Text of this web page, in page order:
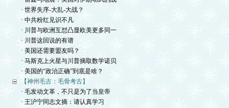
· 世界失序-大乱-大战？
· 中共粉红见识不凡
· 川普与欧洲互怼凸显欧美更多同一
· 川普这回说的有谱
· 美国还需要盟友吗？
· 马斯克上火星与川普摘取数学诺贝
· 美国的“政治正确”到底是啥？
【神州毛古：毛骨考古】
· 毛发动文革，不只是为了当皇帝
· 王沪宁同志文摘：请认真学习